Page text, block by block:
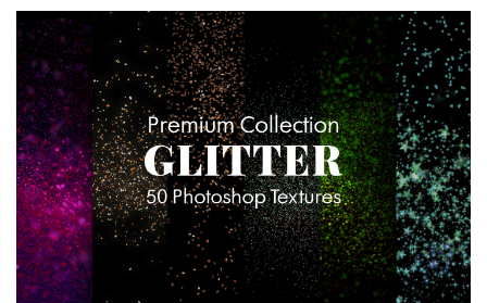
Small 800*533px
Universe Stars Glitters
(50 Textures)
Large 6000*4000px
Entire Collection
(1783 Overlays)
Large 6000*4000px